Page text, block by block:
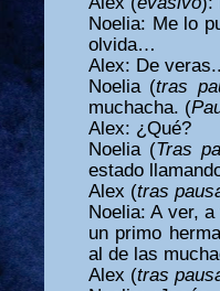
Noelia: Me lo
olvida…
Alex: De
Noelia (tras
muchacha. (
Alex: ¿Qué?
Noelia (Tras
estado
Alex (tras
Noelia: A ver,
un primo
al de las
Alex (tras